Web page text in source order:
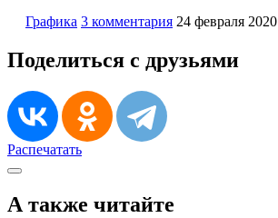
Графика 3 комментария 24 февраля 2020
Поделиться с друзьями
Распечатать
А также читайте